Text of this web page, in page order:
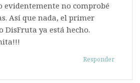
evidentemente no comprobé
Así que nada, el primer
DisFruta ya está hecho.
Responder